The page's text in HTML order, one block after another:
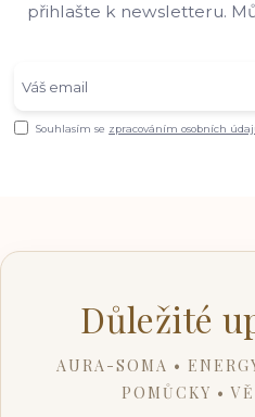
přihlašte k newsletteru.
Souhlasím se zpracováním osobních
Důležité
AURA-SOMA •
POMŮCKY •